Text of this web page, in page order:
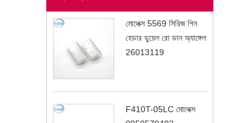
মোলেক্স 5569 সিরিজ পিন
হেডার ডুয়েল রো ডান অ্যাঙ্গেল
26013119
F410T-05LC মোলেক্স